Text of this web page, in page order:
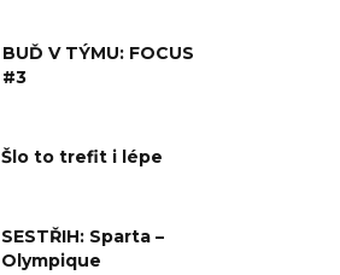
BUĎ V TÝMU: FOCUS
#3
Šlo to trefit i lépe
SESTŘIH: Sparta –
Olympique